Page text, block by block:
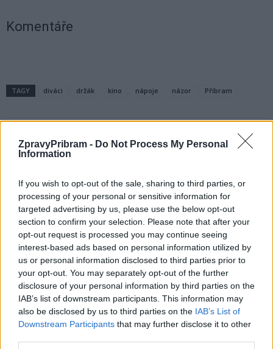
ZpravyPribram - Do Not Process My Personal
Information
If you wish to opt-out of the sale, sharing to third parties, or
processing of your personal or sensitive information for
targeted advertising by us, please use the below opt-out
section to confirm your selection. Please note that after your
opt-out request is processed you may continue seeing
interest-based ads based on personal information utilized by
us or personal information disclosed to third parties prior to
your opt-out. You may separately opt-out of the further
disclosure of your personal information by third parties on the
IAB’s list of downstream participants. This information may
also be disclosed by us to third parties on the IAB’s List of
Downstream Participants that may further disclose it to other
Komentáře
TAGY diváci držák kino nápoje názor Příbram
Předchozí článek
Obtěžoval ženu přes SMS, nyní
zpytuje svědomí ve vazbě
Následující článek
Ve městě chybí ještě mnoho
parkovacích míst, říká člen
dopravní komise Petr Magera
SOUVISEJÍCÍ ČLÁNKY
VÍCE OD AUTORA